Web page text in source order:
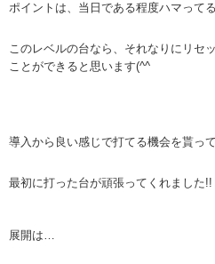
ポイントは、当日である程度ハマってる
このレベルの台なら、それなりにリセ
ことができると思います(^^ゞ
導入から良い感じで打てる機会を貰っ
最初に打った台が頑張ってくれました!!
展開は…